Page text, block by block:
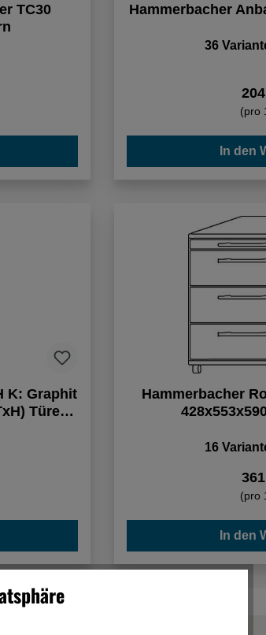
TC30
Hammerbacher
36
(pro
In den
K: Graphit
Türen
Hammerbacher
16
(pro
In den